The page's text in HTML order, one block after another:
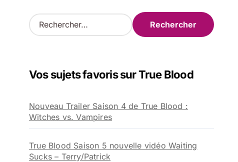
R
e
r
e
r
Vos sujets favoris sur True Blood
Nouveau Trailer Saison 4 de True Blood :
Witches vs. Vampires
True Blood Saison 5 nouvelle vidéo Waiting
Sucks – Terry/Patrick